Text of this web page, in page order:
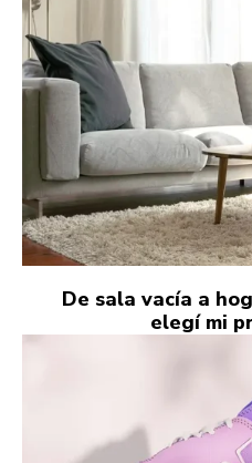
De sala vacía a
elegí mi